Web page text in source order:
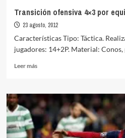
Transición ofensiva 4×3 por
23 agosto, 2012
Características Tipo: Táctica.
jugadores: 14+2P. Material: Conos,
Leer másLeer
Transición
ofensiva
4×3
por
equipos